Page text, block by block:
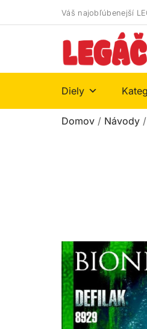
Váš najobľúbenejší
Diely
Domov / Návody /